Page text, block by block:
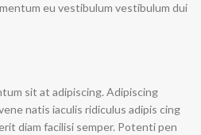
eu vestibulum vestibulum dui
sit at adipiscing. Adipiscing
natis iaculis ridiculus adipis cing
diam facilisi semper. Potenti pen